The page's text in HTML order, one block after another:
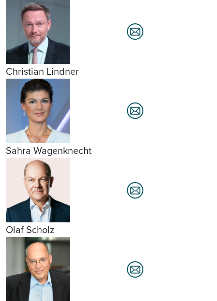
Christian Lindner
Sahra Wagenknecht
Olaf Scholz